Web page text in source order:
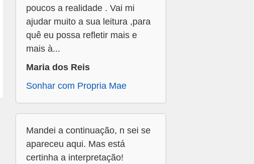
poucos a realidade . Vai mi
ajudar muito a sua leitura ,para
quê eu possa refletir mais e
mais à...
Maria dos Reis
Sonhar com Propria Mae
Mandei a continuação, n sei se
apareceu aqui. Mas está
certinha a interpretação!